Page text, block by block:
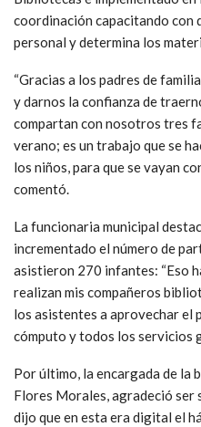
coordinación capacitando con
personal y determina los
“Gracias a los padres de
y darnos la confianza de
compartan con nosotros tres
verano; es un trabajo que se
los niños, para que se vayan
comentó.
La funcionaria municipal
incrementado el número de
asistieron 270 infantes: “Eso
realizan mis compañeros
los asistentes a aprovechar el
cómputo y todos los servicios
Por último, la encargada de la
Flores Morales, agradeció ser
dijo que en esta era digital el